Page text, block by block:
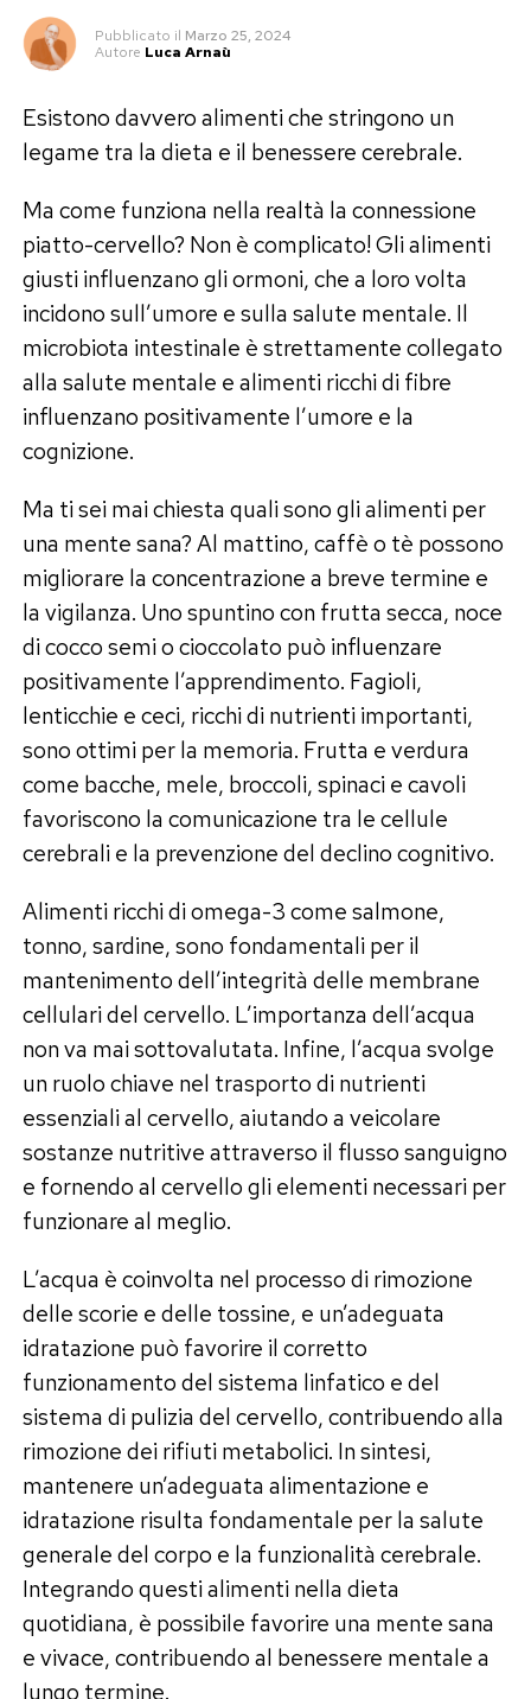
Pubblicato il Marzo 25, 2024
Autore Luca Arnaù
Esistono davvero alimenti che stringono un
legame tra la dieta e il benessere cerebrale.
Ma come funziona nella realtà la connessione
piatto-cervello? Non è complicato! Gli alimenti
giusti influenzano gli ormoni, che a loro volta
incidono sull’umore e sulla salute mentale. Il
microbiota intestinale è strettamente collegato
alla salute mentale e alimenti ricchi di fibre
influenzano positivamente l’umore e la
cognizione.
Ma ti sei mai chiesta quali sono gli alimenti per
una mente sana? Al mattino, caffè o tè possono
migliorare la concentrazione a breve termine e
la vigilanza. Uno spuntino con frutta secca, noce
di cocco semi o cioccolato può influenzare
positivamente l’apprendimento. Fagioli,
lenticchie e ceci, ricchi di nutrienti importanti,
sono ottimi per la memoria. Frutta e verdura
come bacche, mele, broccoli, spinaci e cavoli
favoriscono la comunicazione tra le cellule
cerebrali e la prevenzione del declino cognitivo.
Alimenti ricchi di omega-3 come salmone,
tonno, sardine, sono fondamentali per il
mantenimento dell’integrità delle membrane
cellulari del cervello. L’importanza dell’acqua
non va mai sottovalutata. Infine, l’acqua svolge
un ruolo chiave nel trasporto di nutrienti
essenziali al cervello, aiutando a veicolare
sostanze nutritive attraverso il flusso sanguigno
e fornendo al cervello gli elementi necessari per
funzionare al meglio.
L’acqua è coinvolta nel processo di rimozione
delle scorie e delle tossine, e un’adeguata
idratazione può favorire il corretto
funzionamento del sistema linfatico e del
sistema di pulizia del cervello, contribuendo alla
rimozione dei rifiuti metabolici. In sintesi,
mantenere un’adeguata alimentazione e
idratazione risulta fondamentale per la salute
generale del corpo e la funzionalità cerebrale.
Integrando questi alimenti nella dieta
quotidiana, è possibile favorire una mente sana
e vivace, contribuendo al benessere mentale a
lungo termine.